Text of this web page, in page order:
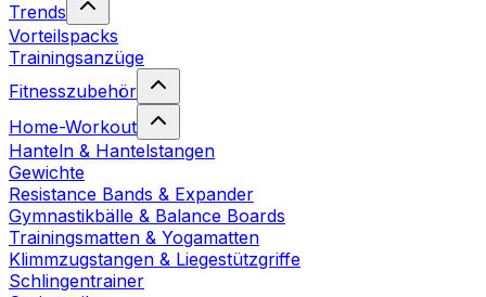
Trends
Vorteilspacks
Trainingsanzüge
Fitnesszubehör
Home-Workout
Hanteln & Hantelstangen
Gewichte
Resistance Bands & Expander
Gymnastikbälle & Balance Boards
Trainingsmatten & Yogamatten
Klimmzugstangen & Liegestützgriffe
Schlingentrainer